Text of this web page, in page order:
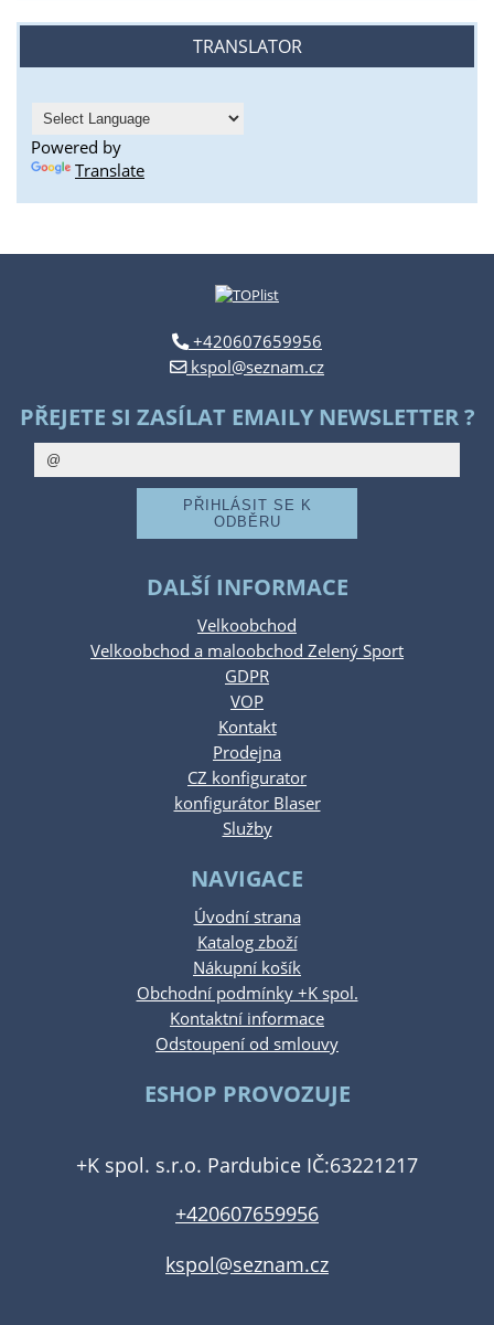
TRANSLATOR
Powered by
Translate
+420607659956
kspol@seznam.cz
PŘEJETE SI ZASÍLAT EMAILY NEWSLETTER ?
DALŠÍ INFORMACE
Velkoobchod
Velkoobchod a maloobchod Zelený Sport
GDPR
VOP
Kontakt
Prodejna
CZ konfigurator
konfigurátor Blaser
Služby
NAVIGACE
Úvodní strana
Katalog zboží
Nákupní košík
Obchodní podmínky +K spol.
Kontaktní informace
Odstoupení od smlouvy
ESHOP PROVOZUJE
+K spol. s.r.o. Pardubice IČ:63221217
+420607659956
kspol@seznam.cz